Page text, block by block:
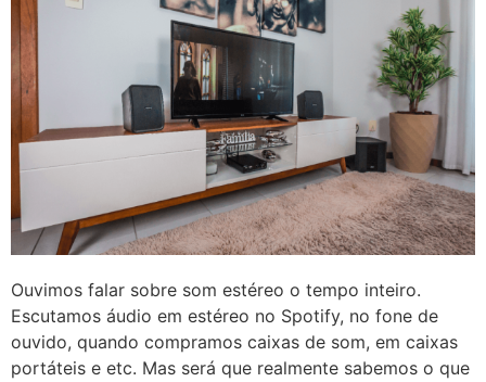
Ouvimos falar sobre som estéreo o tempo inteiro.
Escutamos áudio em estéreo no Spotify, no fone de
ouvido, quando compramos caixas de som, em caixas
portáteis e etc. Mas será que realmente sabemos o que